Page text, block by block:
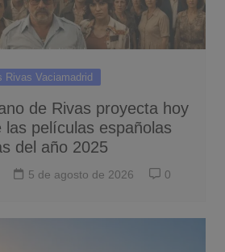
Rivas Vaciamadrid
de Rivas proyecta hoy
las películas españolas
del año 2025
5 de agosto de 2026 0